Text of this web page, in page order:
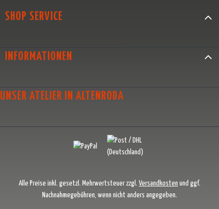
SHOP SERVICE
INFORMATIONEN
UNSER ATELIER IN ALTENRODA
Alle Preise inkl. gesetzl. Mehrwertsteuer zzgl. Versandkosten und ggf.
Nachnahmegebühren, wenn nicht anders angegeben.